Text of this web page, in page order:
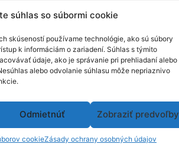
súhlas so súbormi cookie
skúseností používame technológie, ako sú súbory
k informáciám o zariadení. Súhlas s týmito
údaje, ako je správanie pri prehliadaní alebo
alebo odvolanie súhlasu môže nepriaznivo
Odmietnúť Zobraziť predvoľby
cookieZásady ochrany osobných údajov